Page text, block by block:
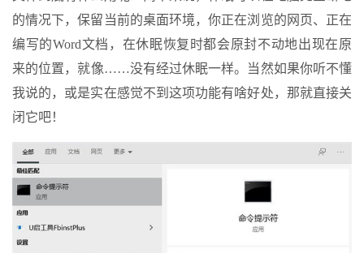
的情况下，保留当前的桌面环境，你正在浏览的网页、正在
编写的Word文档，在休眠恢复时都会原封不动地出现在原
来的位置，就像……没有经过休眠一样。当然如果你听不懂
我说的，或是实在感觉不到这项功能有啥好处，那就直接关
闭它吧！